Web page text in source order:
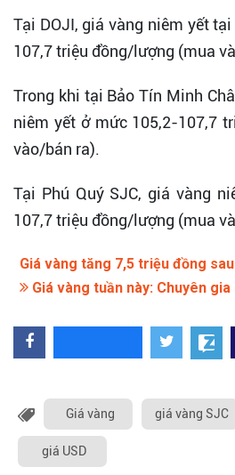
Tại DOJI, giá vàng niêm yết
107,7 triệu đồng/lượng (mua
Trong khi tại Bảo Tín Minh
niêm yết ở mức 105,2-107,7
vào/bán ra).
Tại Phú Quý SJC, giá vàng
107,7 triệu đồng/lượng (mua
Giá vàng tăng 7,5 triệu đồng
Giá vàng tuần này: Chuyên
Giá vàng giá vàng SJC
giá USD